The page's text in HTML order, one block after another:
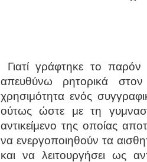
Γιατί γράφτηκε το
απευθύνω ρητορικά
χρησιμότητα ενός
ούτως ώστε με τη
αντικείμενο της οποίας
να ενεργοποιηθούν τα
και να λειτουργήσει ως